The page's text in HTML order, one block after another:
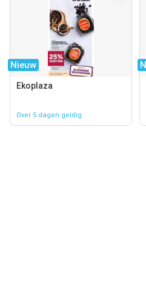
Nieuw
Ekoplaza
Over 5 dagen geldig